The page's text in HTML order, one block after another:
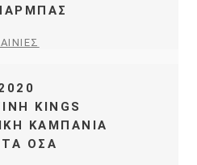
KINGS
ΚΑΜΠΑΝΙΑ
ΟΣΑ